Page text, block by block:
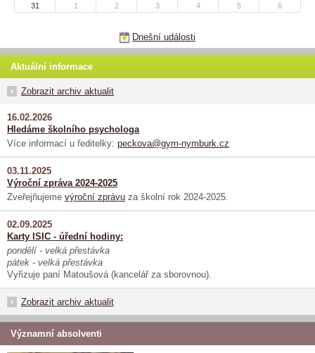
31
1 2 3 4 5 6
Dnešní události
Aktuální informace
Zobrazit archiv aktualit
16.02.2026
Hledáme školního psychologa
Více informací u ředitelky: peckova@gym-nymburk.cz
03.11.2025
Výroční zpráva 2024-2025
Zveřejňujeme výroční zprávu za školní rok 2024-2025.
02.09.2025
Karty ISIC - úřední hodiny:
pondělí - velká přestávka
pátek - velká přestávka
Vyřizuje paní Matoušová (kancelář za sborovnou).
Zobrazit archiv aktualit
Významní absolventi